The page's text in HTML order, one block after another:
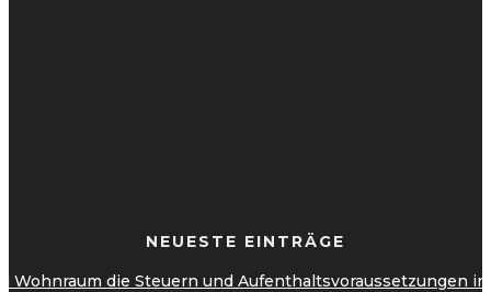
NEUESTE EINTRÄGE
Wohnraum die Steuern und Aufenthaltsvoraussetzungen